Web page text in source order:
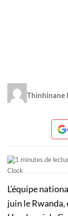
Thinhinane
1 minutes de
L’équipe
juin le Rwanda,